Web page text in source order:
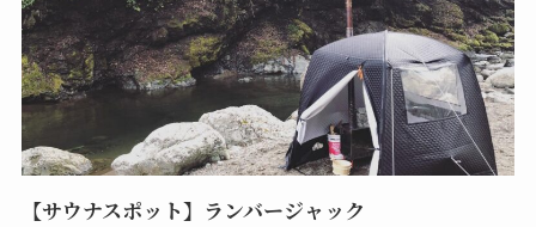
【サウナスポット】ランバージャック